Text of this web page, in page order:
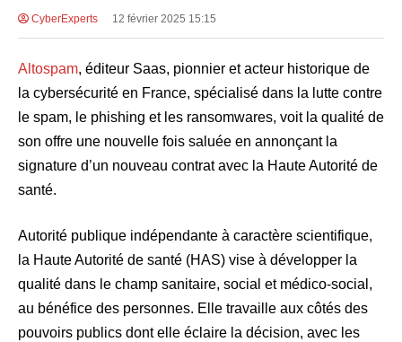
CyberExperts 12 février 2025 15:15
Altospam, éditeur Saas, pionnier et acteur historique de
la cybersécurité en France, spécialisé dans la lutte contre
le spam, le phishing et les ransomwares, voit la qualité de
son offre une nouvelle fois saluée en annonçant la
signature d’un nouveau contrat avec la Haute Autorité de
santé.
Autorité publique indépendante à caractère scientifique,
la Haute Autorité de santé (HAS) vise à développer la
qualité dans le champ sanitaire, social et médico-social,
au bénéfice des personnes. Elle travaille aux côtés des
pouvoirs publics dont elle éclaire la décision, avec les